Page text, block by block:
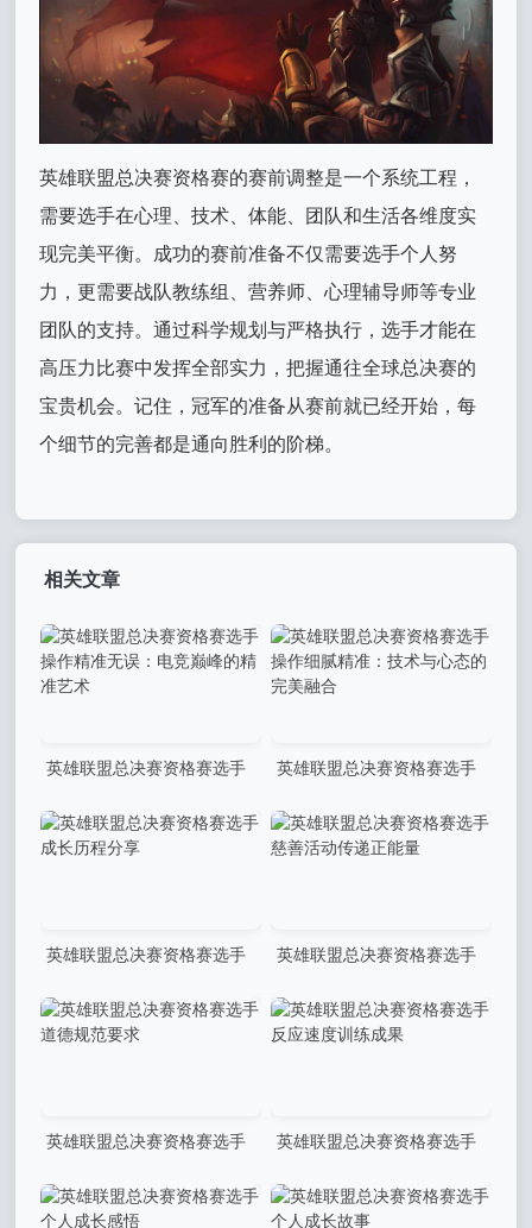
英雄联盟总决赛资格赛的赛前调整是一个系统工程，
需要选手在心理、技术、体能、团队和生活各维度实
现完美平衡。成功的赛前准备不仅需要选手个人努
力，更需要战队教练组、营养师、心理辅导师等专业
团队的支持。通过科学规划与严格执行，选手才能在
高压力比赛中发挥全部实力，把握通往全球总决赛的
宝贵机会。记住，冠军的准备从赛前就已经开始，每
个细节的完善都是通向胜利的阶梯。
相关文章
英雄联盟总决赛资格赛选手
准艺术
英雄联盟总决赛资格赛选手
完美融合
英雄联盟总决赛资格赛选手
英雄联盟总决赛资格赛选手
英雄联盟总决赛资格赛选手
英雄联盟总决赛资格赛选手